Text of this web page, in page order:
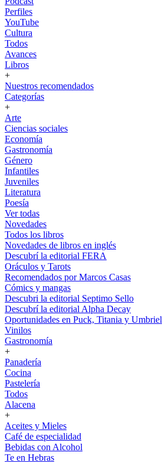
Perfiles
YouTube
Cultura
Todos
Avances
Libros
+
Nuestros recomendados
Categorías
+
Arte
Ciencias sociales
Economía
Gastronomía
Género
Infantiles
Juveniles
Literatura
Poesía
Ver todas
Novedades
Todos los libros
Novedades de libros en inglés
Descubrí la editorial FERA
Oráculos y Tarots
Recomendados por Marcos Casas
Cómics y mangas
Descubri la editorial Septimo Sello
Descubrí la editorial Alpha Decay
Oportunidades en Puck, Titania y Umbriel
Vinilos
Gastronomía
+
Panadería
Cocina
Pastelería
Todos
Alacena
+
Aceites y Mieles
Café de especialidad
Bebidas con Alcohol
Te en Hebras